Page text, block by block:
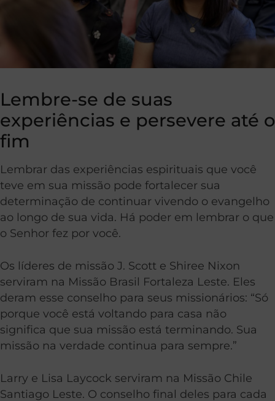
Lembre-se de suas
experiências e persevere até o
fim
Lembrar das experiências espirituais que você
teve em sua missão pode fortalecer sua
determinação de continuar vivendo o evangelho
ao longo de sua vida. Há poder em lembrar o que
o Senhor fez por você.
Os líderes de missão J. Scott e Shiree Nixon
serviram na Missão Brasil Fortaleza Leste. Eles
deram esse conselho para seus missionários: “Só
porque você está voltando para casa não
significa que sua missão está terminando. Sua
missão na verdade continua para sempre.”
Larry e Lisa Laycock serviram na Missão Chile
Santiago Leste. O conselho final deles para cada